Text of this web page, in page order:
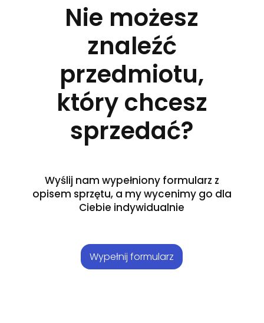
Nie możesz
znaleźć
przedmiotu,
który chcesz
sprzedać?
Wyślij nam wypełniony formularz z
opisem sprzętu, a my wycenimy go dla
Ciebie indywidualnie
Wypełnij formularz